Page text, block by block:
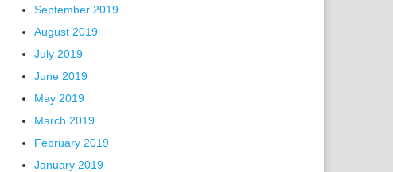
September 2019
August 2019
July 2019
June 2019
May 2019
March 2019
February 2019
January 2019